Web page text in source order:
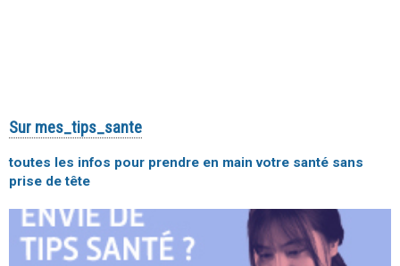
Sur mes_tips_sante
toutes les infos pour prendre en main votre santé sans
prise de tête